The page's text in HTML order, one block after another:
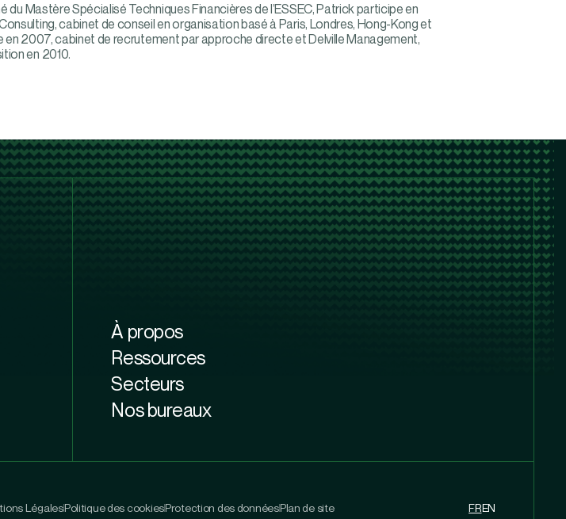
du Mastère Spécialisé Techniques Financières de l’ESSEC, Patrick participe en
cabinet de conseil en organisation basé à Paris, Londres, Hong-Kong et
en 2007, cabinet de recrutement par approche directe et Delville Management,
en 2010.
À propos
Ressources
Secteurs
Nos bureaux
LégalesPolitique des cookiesProtection des donnéesPlan de site FREN